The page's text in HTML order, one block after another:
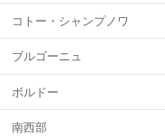
コトー・シャンプノワ
ブルゴーニュ
ボルドー
南西部